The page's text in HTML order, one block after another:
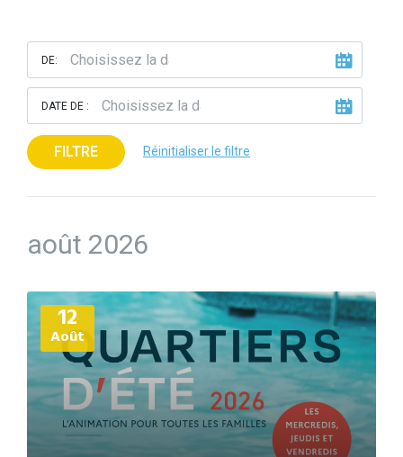
DE:
DATE DE :
FILTRE Réinitialiser le filtre
août 2026
12
Août
Plus
d'informations